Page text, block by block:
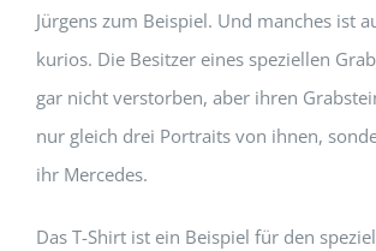
Jürgens zum Beispiel. Und manches ist
kurios. Die Besitzer eines speziellen
gar nicht verstorben, aber ihren
nur gleich drei Portraits von ihnen,
ihr Mercedes.
Das T-Shirt ist ein Beispiel für den